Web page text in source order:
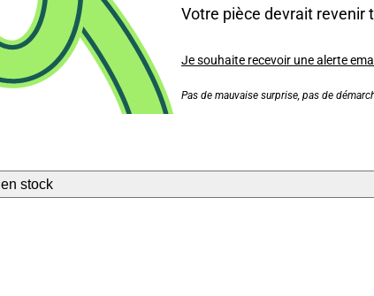
Votre pièce devrait revenir
Je souhaite recevoir une alerte
Pas de mauvaise surprise, pas de
stock